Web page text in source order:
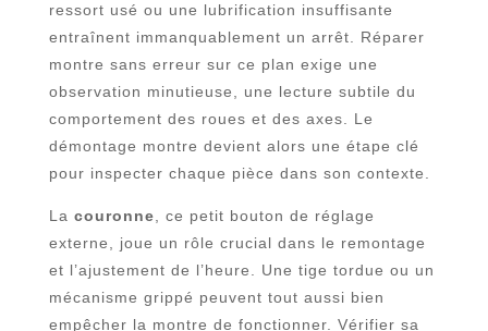
ressort usé ou une lubrification insuffisante
entraînent immanquablement un arrêt. Réparer
montre sans erreur sur ce plan exige une
observation minutieuse, une lecture subtile du
comportement des roues et des axes. Le
démontage montre devient alors une étape clé
pour inspecter chaque pièce dans son contexte.
La couronne , ce petit bouton de réglage
externe, joue un rôle crucial dans le remontage
et l’ajustement de l’heure. Une tige tordue ou un
mécanisme grippé peuvent tout aussi bien
empêcher la montre de fonctionner. Vérifier sa